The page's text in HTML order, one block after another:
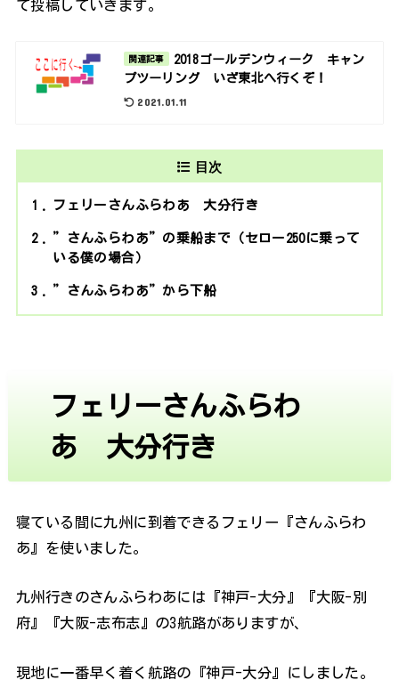
て投稿していきます。
関連記事
2018ゴールデンウィーク キャン
プツーリング いざ東北へ行くぞ！
2021.01.11
目次
1 フェリーさんふらわあ 大分行き
2
”さんふらわあ”の乗船まで（セロー250に乗って
いる僕の場合）
3 ”さんふらわあ”から下船
フェリーさんふらわ
あ 大分行き
寝ている間に九州に到着できるフェリー『さんふらわ
あ』を使いました。
九州行きのさんふらわあには『神戸-大分』『大阪-別
府』『大阪-志布志』の3航路がありますが、
現地に一番早く着く航路の『神戸-大分』にしました。